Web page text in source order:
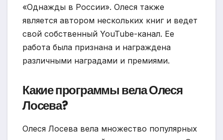
«Однажды в России». Олеся также
является автором нескольких книг и ведет
свой собственный YouTube-канал. Ее
работа была признана и награждена
различными наградами и премиями.
Какие программы вела Олеся
Лосева?
Олеся Лосева вела множество популярных